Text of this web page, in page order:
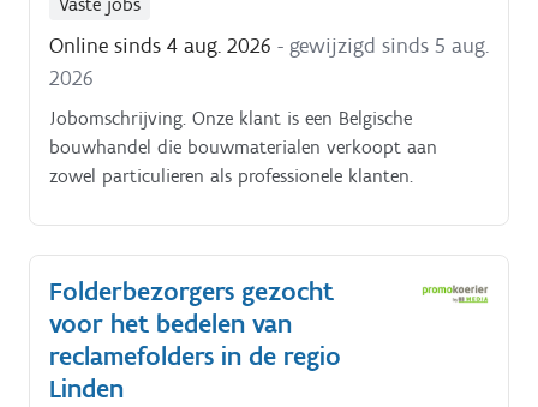
Online sinds 4 aug. 2026 - gewijzigd sinds 5 aug.
2026
Jobomschrijving. Onze klant is een Belgische
bouwhandel die bouwmaterialen verkoopt aan
zowel particulieren als professionele klanten.
Folderbezorgers gezocht
voor het bedelen van
reclamefolders in de regio
Linden